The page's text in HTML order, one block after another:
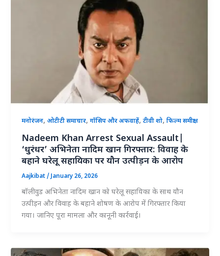
मनोरंजन,ओटीटी समाचार,गॉसिप और अफवाहें,टीवी शो,फिल्म समीक्षा
Nadeem Khan Arrest Sexual Assault|
‘धुरंधर’ अभिनेता नादिम खान गिरफ्तार: विवाह के
बहाने घरेलू सहायिका पर यौन उत्पीड़न के आरोप
Aajkibat/January 26, 2026
बॉलीवुड अभिनेता नादिम खान को घरेलू सहायिका के साथ यौन
उत्पीड़न और विवाह के बहाने शोषण के आरोप में गिरफ्तार किया
गया। जानिए पूरा मामला और कानूनी कार्रवाई।